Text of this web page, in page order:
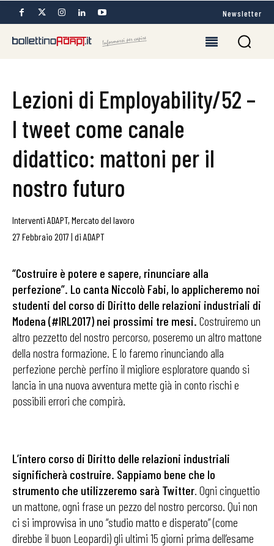
Newsletter
Lezioni di Employability/52 –
I tweet come canale
didattico: mattoni per il
nostro futuro
Interventi ADAPT, Mercato del lavoro
27 Febbraio 2017| di ADAPT
“Costruire è potere e sapere, rinunciare alla
perfezione”. Lo canta Niccolò Fabi, lo applicheremo noi
studenti del corso di Diritto delle relazioni industriali di
Modena (#IRL2017) nei prossimi tre mesi. Costruiremo un
altro pezzetto del nostro percorso, poseremo un altro mattone
della nostra formazione. E lo faremo rinunciando alla
perfezione perchè perfino il migliore esploratore quando si
lancia in una nuova avventura mette già in conto rischi e
possibili errori che compirà.
L’intero corso di Diritto delle relazioni industriali
significherà costruire. Sappiamo bene che lo
strumento che utilizzeremo sarà Twitter. Ogni cinguettio
un mattone, ogni frase un pezzo del nostro percorso. Qui non
ci si improvvisa in uno “studio matto e disperato” (come
direbbe il buon Leopardi) gli ultimi 15 giorni prima dell’esame